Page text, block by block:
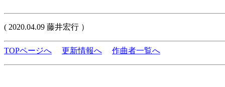
( 2020.04.09 藤井宏行 ）
TOPページへ 更新情報へ 作曲者一覧へ